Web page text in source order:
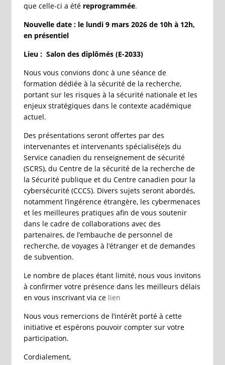
que celle-ci a été reprogrammée.
Nouvelle date : le lundi 9 mars 2026 de 10h à 12h,
en présentiel
Lieu : Salon des diplômés (E-2033)
Nous vous convions donc à une séance de
formation dédiée à la sécurité de la recherche,
portant sur les risques à la sécurité nationale et les
enjeux stratégiques dans le contexte académique
actuel.
Des présentations seront offertes par des
intervenantes et intervenants spécialisé(e)s du
Service canadien du renseignement de sécurité
(SCRS), du Centre de la sécurité de la recherche de
la Sécurité publique et du Centre canadien pour la
cybersécurité (CCCS). Divers sujets seront abordés,
notamment l’ingérence étrangère, les cybermenaces
et les meilleures pratiques afin de vous soutenir
dans le cadre de collaborations avec des
partenaires, de l’embauche de personnel de
recherche, de voyages à l’étranger et de demandes
de subvention.
Le nombre de places étant limité, nous vous invitons
à confirmer votre présence dans les meilleurs délais
en vous inscrivant via ce lien
Nous vous remercions de l’intérêt porté à cette
initiative et espérons pouvoir compter sur votre
participation.
Cordialement,